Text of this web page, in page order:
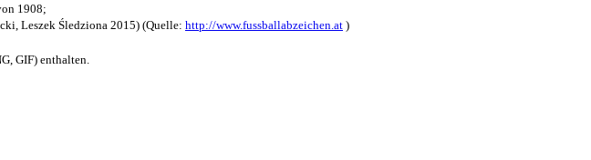
1908;
Leszek Śledziona 2015) (Quelle: http://www.fussballabzeichen.at )
GIF) enthalten.